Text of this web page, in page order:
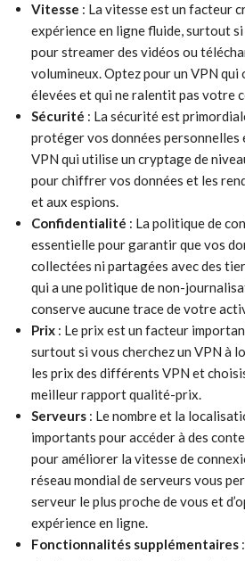
Vitesse : La vitesse est un facteur
expérience en ligne fluide, surtout
pour streamer des vidéos ou
volumineux. Optez pour un VPN
élevées et qui ne ralentit pas votre
Sécurité : La sécurité est
protéger vos données personnelles
VPN qui utilise un cryptage de
pour chiffrer vos données et les
et aux espions.
Confidentialité : La politique de
essentielle pour garantir que vos
collectées ni partagées avec des
qui a une politique de non-
conserve aucune trace de votre
Prix : Le prix est un facteur
surtout si vous cherchez un VPN à
les prix des différents VPN et
meilleur rapport qualité-prix.
Serveurs : Le nombre et la
importants pour accéder à des
pour améliorer la vitesse de
réseau mondial de serveurs vous
serveur le plus proche de vous et
expérience en ligne.
Fonctionnalités supplémentaires